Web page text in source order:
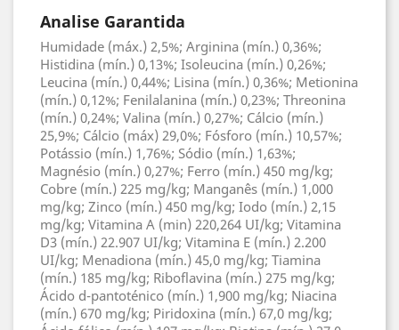
Analise Garantida
Humidade (máx.) 2,5%; Arginina (mín.) 0,36%;
Histidina (mín.) 0,13%; Isoleucina (mín.) 0,26%;
Leucina (mín.) 0,44%; Lisina (mín.) 0,36%; Metionina
(mín.) 0,12%; Fenilalanina (mín.) 0,23%; Threonina
(mín.) 0,24%; Valina (mín.) 0,27%; Cálcio (mín.)
25,9%; Cálcio (máx) 29,0%; Fósforo (mín.) 10,57%;
Potássio (mín.) 1,76%; Sódio (mín.) 1,63%;
Magnésio (mín.) 0,27%; Ferro (mín.) 450 mg/kg;
Cobre (mín.) 225 mg/kg; Manganês (mín.) 1,000
mg/kg; Zinco (mín.) 450 mg/kg; Iodo (mín.) 2,15
mg/kg; Vitamina A (min) 220,264 UI/kg; Vitamina
D3 (mín.) 22.907 UI/kg; Vitamina E (mín.) 2.200
UI/kg; Menadiona (mín.) 45,0 mg/kg; Tiamina
(mín.) 185 mg/kg; Riboflavina (mín.) 275 mg/kg;
Ácido d-pantoténico (mín.) 1,900 mg/kg; Niacina
(mín.) 670 mg/kg; Piridoxina (mín.) 67,0 mg/kg;